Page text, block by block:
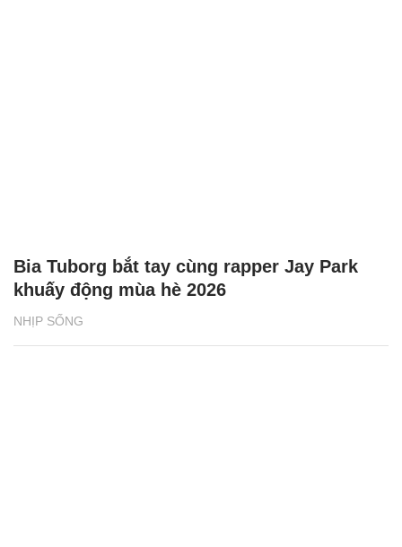
NHỊP SỐNG
Bia Tuborg bắt tay cùng rapper Jay Park
khuấy động mùa hè 2026